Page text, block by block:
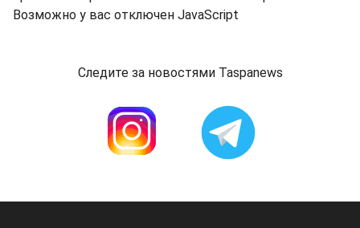
Возможно у вас отключен JavaScript
Следите за новостями Taspanews